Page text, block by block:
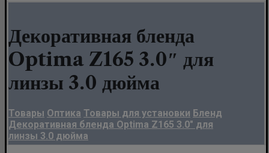
Декоративная бленда
Optima Z165 3.0″ для
линзы 3.0 дюйма
Товары Оптика Товары для установки Бленд
Декоративная бленда Optima Z165 3.0" для
линзы 3.0 дюйма